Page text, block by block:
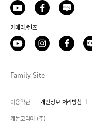
유
투
브
페
이
스
북
네
이
블
로
그
카메라/렌즈
유
투
브
인
스
타
그
램
페
이
스
네
이
버
로
그
Family Site
이용약관 개인정보 처리방침
캐논코리아 (주)